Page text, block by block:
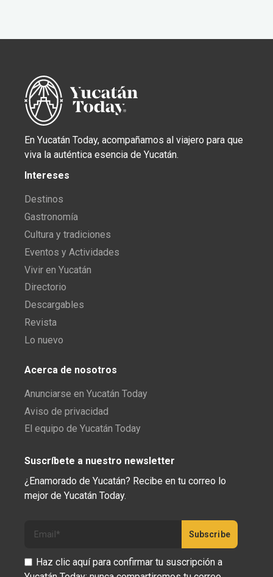
En Yucatán Today, acompañamos al viajero para que
viva la auténtica esencia de Yucatán.
Intereses
Destinos
Gastronomía
Cultura y tradiciones
Eventos y Actividades
Vivir en Yucatán
Directorio
Descargables
Revista
Lo nuevo
Acerca de nosotros
Anunciarse en Yucatán Today
Aviso de privacidad
El equipo de Yucatán Today
Suscríbete a nuestro newsletter
¿Enamorado de Yucatán? Recibe en tu correo lo
mejor de Yucatán Today.
Haz clic aquí para confirmar tu suscripción a